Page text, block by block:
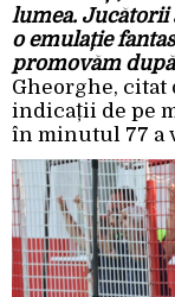
lumea. Jucătorii
o emulație
promovăm
Gheorghe, citat
indicații de pe
în minutul 77 a